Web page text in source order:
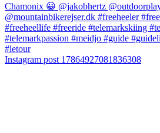
Instagram post 17864927081836308